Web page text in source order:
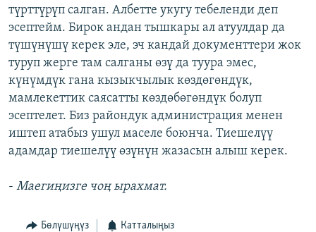
түрттүрүп салган. Албетте укугу тебеленди деп
эсептейм. Бирок андан тышкары ал атуулдар да
түшүнүшү керек эле, эч кандай документтери жок
туруп жерге там салганы өзү да туура эмес,
күнүмдүк гана кызыкчылык көздөгөндүк,
мамлекеттик саясатты көздөбөгөндүк болуп
эсептелет. Биз райондук администрация менен
иштеп атабыз ушул маселе боюнча. Тиешелүү
адамдар тиешелүү өзүнүн жазасын алыш керек.
- Маегиңизге чоң ырахмат.
Бөлүшүңүз Катталыңыз